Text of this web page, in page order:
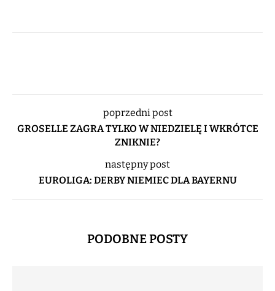
poprzedni post
GROSELLE ZAGRA TYLKO W NIEDZIELĘ I WKRÓTCE
ZNIKNIE?
następny post
EUROLIGA: DERBY NIEMIEC DLA BAYERNU
PODOBNE POSTY